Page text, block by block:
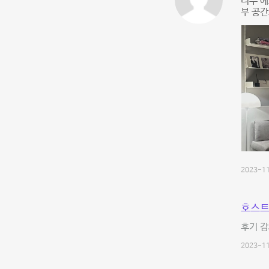
부 공
2023-
호스
후기
2023-